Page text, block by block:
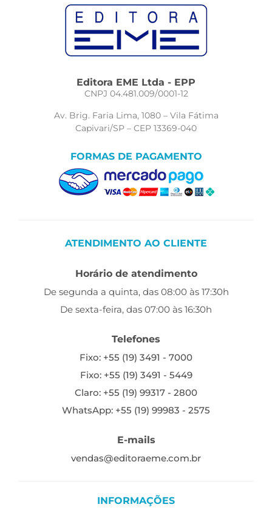
Editora EME Ltda - EPP
CNPJ 04.481.009/0001-12
Av. Brig. Faria Lima, 1080 – Vila Fátima
Capivari/SP – CEP 13369-040
FORMAS DE PAGAMENTO
ATENDIMENTO AO CLIENTE
Horário de atendimento
De segunda a quinta, das 08:00 às 17:30h
De sexta-feira, das 07:00 às 16:30h
Telefones
Fixo: +55 (19) 3491 - 7000
Fixo: +55 (19) 3491 - 5449
Claro: +55 (19) 99317 - 2800
WhatsApp: +55 (19) 99983 - 2575
E-mails
vendas@editoraeme.com.br
INFORMAÇÕES